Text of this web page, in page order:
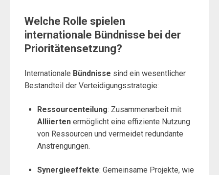
Welche Rolle spielen
internationale Bündnisse bei der
Prioritätensetzung?
Internationale Bündnisse sind ein wesentlicher
Bestandteil der Verteidigungsstrategie:
Ressourcenteilung: Zusammenarbeit mit
Alliiertenermöglicht eine effiziente Nutzung
von Ressourcen und vermeidet redundante
Anstrengungen.
Synergieeffekte: Gemeinsame Projekte, wie